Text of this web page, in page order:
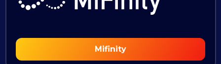
Mifinity